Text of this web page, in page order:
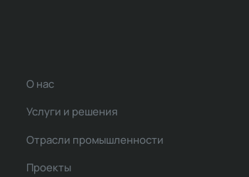
О нас
Услуги и решения
Отрасли промышленности
Проекты